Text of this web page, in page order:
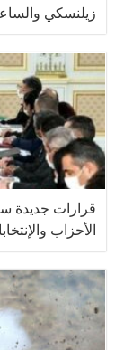
زيلنسكي
قرارات جديدة
الأحزاب